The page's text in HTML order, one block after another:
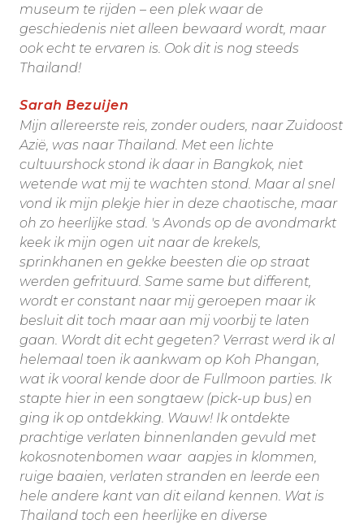
museum te rijden – een plek waar de
geschiedenis niet alleen bewaard wordt, maar
ook echt te ervaren is. Ook dit is nog steeds
Thailand!
Sarah Bezuijen
Mijn allereerste reis, zonder ouders, naar Zuidoost
Azië, was naar Thailand. Met een lichte
cultuurshock stond ik daar in Bangkok, niet
wetende wat mij te wachten stond. Maar al snel
vond ik mijn plekje hier in deze chaotische, maar
oh zo heerlijke stad. 's Avonds op de avondmarkt
keek ik mijn ogen uit naar de krekels,
sprinkhanen en gekke beesten die op straat
werden gefrituurd. Same same but different,
wordt er constant naar mij geroepen maar ik
besluit dit toch maar aan mij voorbij te laten
gaan. Wordt dit echt gegeten? Verrast werd ik al
helemaal toen ik aankwam op Koh Phangan,
wat ik vooral kende door de Fullmoon parties. Ik
stapte hier in een songtaew (pick-up bus) en
ging ik op ontdekking. Wauw! Ik ontdekte
prachtige verlaten binnenlanden gevuld met
kokosnotenbomen waar aapjes in klommen,
ruige baaien, verlaten stranden en leerde een
hele andere kant van dit eiland kennen. Wat is
Thailand toch een heerlijke en diverse